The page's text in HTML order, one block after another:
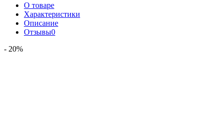
О товаре
Характеристики
Описание
Отзывы0
- 20%